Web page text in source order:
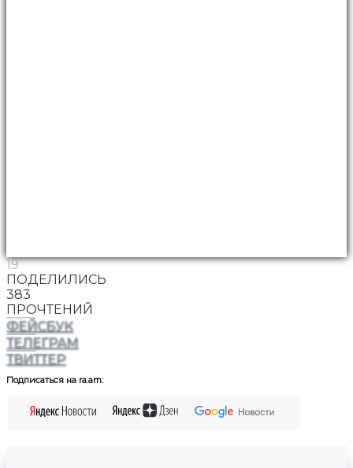
19
ПОДЕЛИЛИСЬ
383
ПРОЧТЕНИЙ
ФЕЙСБУК
ТЕЛЕГРАМ
ТВИТТЕР
Подписаться на ra.am: